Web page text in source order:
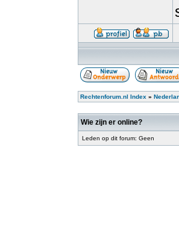
Rechtenforum.nl Index »
Wie zijn er online?
Leden op dit forum: Geen